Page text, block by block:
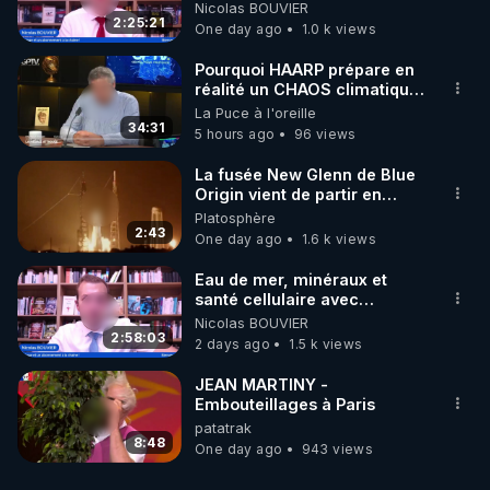
2:25:21
‪@MarionSigautOfficiel‬
‪@gladysriifard5710‬ Laëtitia
Nicolas BOUVIER
One day ago
1.0 k views
34:31
Pourquoi HAARP prépare en
réalité un CHAOS climatique,
on répond
La Puce à l'oreille
5 hours ago
96 views
2:43
La fusée New Glenn de Blue
Origin vient de partir en
fumée.
Platosphère
One day ago
1.6 k views
2:58:03
Eau de mer, minéraux et
santé cellulaire avec
Grégoire Cadeau
Nicolas BOUVIER
2 days ago
1.5 k views
8:48
JEAN MARTINY -
Embouteillages à Paris
patatrak
One day ago
943 views